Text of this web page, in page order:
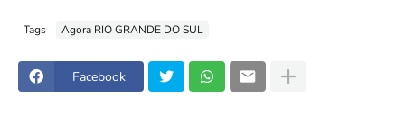
Tags Agora RIO GRANDE DO SUL
Facebook